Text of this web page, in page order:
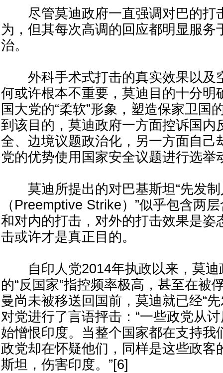
尽管莫迪政府一直强调对巴的打
为，但其每次高调的回应都明显服务
治。
外科手术式打击的真实效果以及
何或许根本不重要，莫迪目的十分明
国大党的“柔软”形象，塑造保家卫国
到该目的，莫迪政府一方面控诉国内
全、边境议题政治化，另一方面自己
党的优势使用国家安全议题进行选举
莫迪所提出的对巴基斯坦“先发制
（Preemptive Strike）”似乎包含两
和对内的打击，对外的打击效果是姿
击或许才是真正目的。
自印人党2014年执政以来，莫迪
的“反国家”指控频率极高，甚至在被
曼尚未被移送回国前，莫迪就已经“
对党进行了言语抨击：“一些政党从
始憎恨印度。当整个国家都在支持我
政党却在怀疑他们，同样是这些政客
斯坦，伤害印度。”[6]